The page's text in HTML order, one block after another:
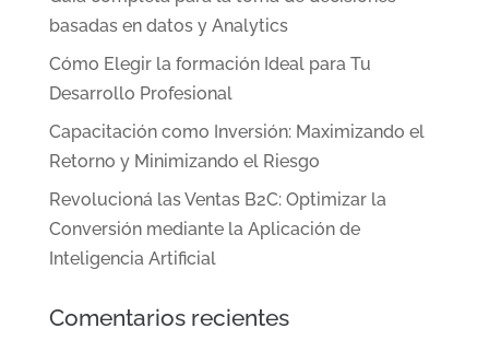
basadas en datos y Analytics
Cómo Elegir la formación Ideal para Tu
Desarrollo Profesional
Capacitación como Inversión: Maximizando el
Retorno y Minimizando el Riesgo
Revolucioná las Ventas B2C: Optimizar la
Conversión mediante la Aplicación de
Inteligencia Artificial
Comentarios recientes